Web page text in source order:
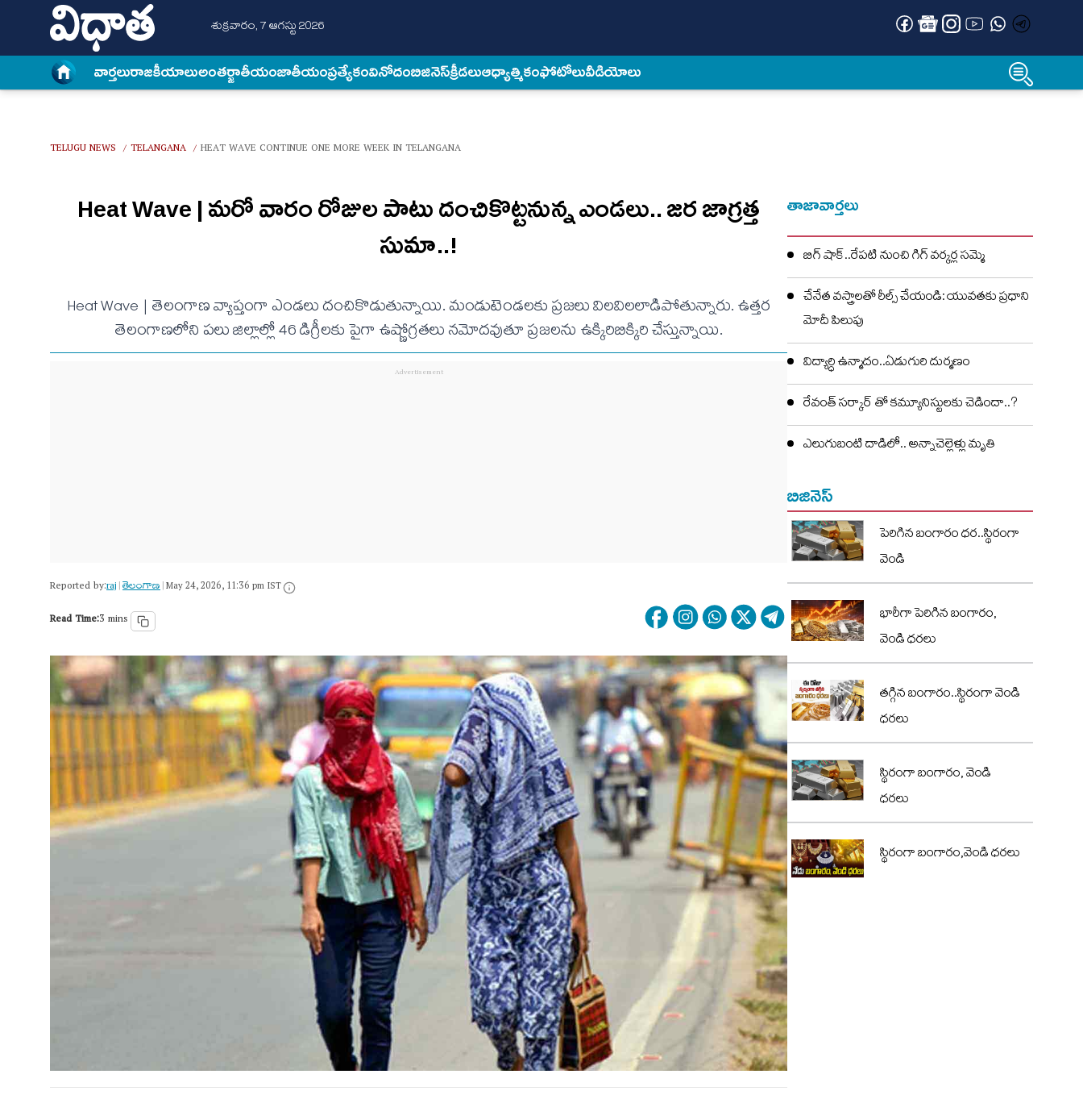
శుక్రవారం, 7 ఆగస్టు 2026
వార్త‌లురాజకీయాలుఅంత‌ర్జాతీయంజాతీయంప్రత్యేకంవినోదంబిజినెస్క్రీడలుఆధ్యాత్మికంఫోటోలువీడియోలు
TELUGU NEWS / TELANGANA / HEAT WAVE CONTINUE ONE MORE WEEK IN TELANGANA
Heat Wave | మ‌రో వారం రోజుల పాటు దంచికొట్ట‌నున్న ఎండ‌లు.. జ‌ర జాగ్ర‌త్త
సుమా..!
Heat Wave | తెలంగాణ వ్యాప్తంగా ఎండ‌లు దంచికొడుతున్నాయి. మండుటెండ‌ల‌కు ప్ర‌జ‌లు విల‌విల‌లాడిపోతున్నారు. ఉత్త‌ర
తెలంగాణ‌లోని ప‌లు జిల్లాల్లో 46 డిగ్రీల‌కు పైగా ఉష్ణోగ్ర‌త‌లు న‌మోద‌వుతూ ప్ర‌జ‌ల‌ను ఉక్కిరిబిక్కిరి చేస్తున్నాయి.
Reported by:raj|తెలంగాణ‌|May 24, 2026, 11:36 pm IST
Read Time:3 mins
తాజావార్తలు
బిగ్ షాక్..రేపటి నుంచి గిగ్ వర్కర్ల సమ్మె
చేనేత వస్త్రాలతో రీల్స్ చేయండి: యువతకు ప్రధాని
మోదీ పిలుపు
విద్యార్ధి ఉన్మాదం..ఏడుగురి దుర్మణం
రేవంత్ సర్కార్ తో కమ్యూనిస్టులకు చెడిందా..?
ఎలుగుబంటి దాడిలో.. అన్నాచెల్లెళ్లు మృతి
బిజినెస్
పెరిగిన బంగారం ధర..స్థిరంగా
వెండి
భారీగా పెరిగిన బంగారం,
వెండి ధరలు
తగ్గిన బంగారం..స్థిరంగా వెండి
ధరలు
స్థిరంగా బంగారం, వెండి
ధరలు
స్థిరంగా బంగారం,వెండి ధరలు